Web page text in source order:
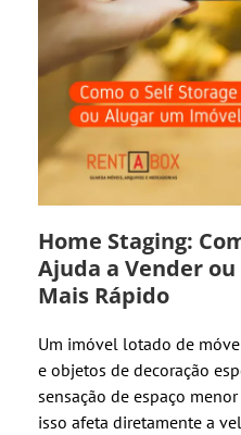
Home Staging:
Ajuda a Vender
Mais Rápido
Um imóvel lotado de
e objetos de decoração
sensação de espaço
isso afeta diretamente a